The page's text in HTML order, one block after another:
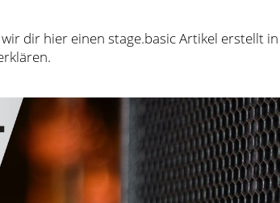
dir hier einen stage.basic Artikel erstellt